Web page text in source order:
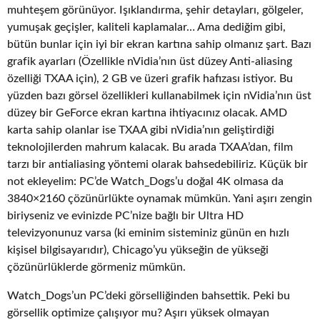
muhteşem görünüyor. Işıklandırma, şehir detayları, gölgeler,
yumuşak geçişler, kaliteli kaplamalar… Ama dediğim gibi,
bütün bunlar için iyi bir ekran kartına sahip olmanız şart. Bazı
grafik ayarları (Özellikle nVidia’nın üst düzey Anti-aliasing
özelliği TXAA için), 2 GB ve üzeri grafik hafızası istiyor. Bu
yüzden bazı görsel özellikleri kullanabilmek için nVidia’nın üst
düzey bir GeForce ekran kartına ihtiyacınız olacak. AMD
karta sahip olanlar ise TXAA gibi nVidia’nın geliştirdiği
teknolojilerden mahrum kalacak. Bu arada TXAA’dan, film
tarzı bir antialiasing yöntemi olarak bahsedebiliriz. Küçük bir
not ekleyelim: PC’de Watch_Dogs’u doğal 4K olmasa da
3840×2160 çözünürlükte oynamak mümkün. Yani aşırı zengin
biriyseniz ve evinizde PC’nize bağlı bir Ultra HD
televizyonunuz varsa (ki eminim sisteminiz günün en hızlı
kişisel bilgisayarıdır), Chicago’yu yükseğin de yükseği
çözünürlüklerde görmeniz mümkün.
Watch_Dogs’un PC’deki görselliğinden bahsettik. Peki bu
görsellik optimize çalışıyor mu? Aşırı yüksek olmayan